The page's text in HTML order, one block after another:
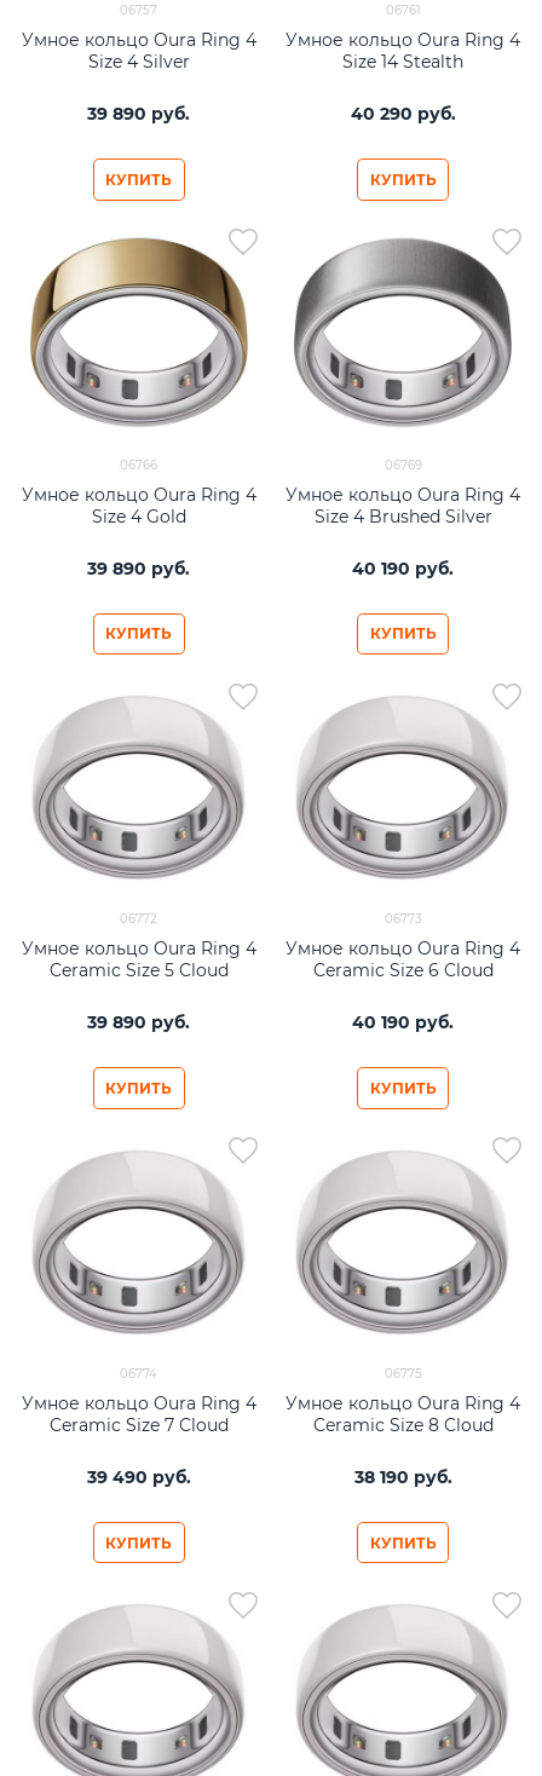
06757
Умное кольцо Oura Ring 4
Size 4 Silver
39 890 руб.
КУПИТЬ
06761
Умное кольцо Oura Ring 4
Size 14 Stealth
40 290 руб.
КУПИТЬ
06766
Умное кольцо Oura Ring 4
Size 4 Gold
39 890 руб.
КУПИТЬ
06769
Умное кольцо Oura Ring 4
Size 4 Brushed Silver
40 190 руб.
КУПИТЬ
06772
Умное кольцо Oura Ring 4
Ceramic Size 5 Cloud
39 890 руб.
КУПИТЬ
06773
Умное кольцо Oura Ring 4
Ceramic Size 6 Cloud
40 190 руб.
КУПИТЬ
06774
Умное кольцо Oura Ring 4
Ceramic Size 7 Cloud
39 490 руб.
КУПИТЬ
06775
Умное кольцо Oura Ring 4
Ceramic Size 8 Cloud
38 190 руб.
КУПИТЬ